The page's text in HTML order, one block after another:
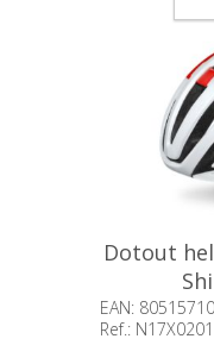
Dotout
EAN:
Ref.: